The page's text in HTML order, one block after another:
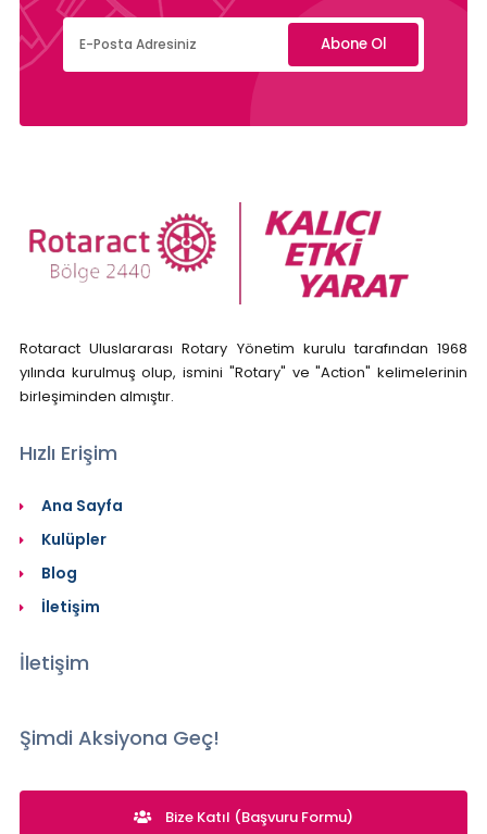
Abone Ol
Rotaract Uluslararası Rotary Yönetim kurulu tarafından 1968
yılında kurulmuş olup, ismini "Rotary" ve "Action" kelimelerinin
birleşiminden almıştır.
Hızlı Erişim
Ana Sayfa
Kulüpler
Blog
İletişim
İletişim
Şimdi Aksiyona Geç!
Bize Katıl (Başvuru Formu)